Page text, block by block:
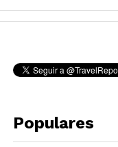
Populares